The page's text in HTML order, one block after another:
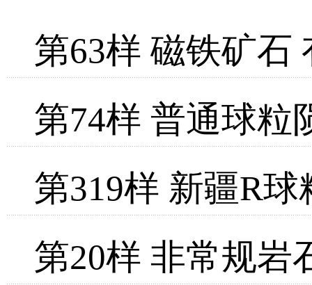
第63样 磁铁矿石
第74样 普通球粒
第319样 新疆R球
第20样 非常规岩